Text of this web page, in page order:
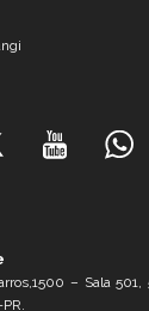
– Sala